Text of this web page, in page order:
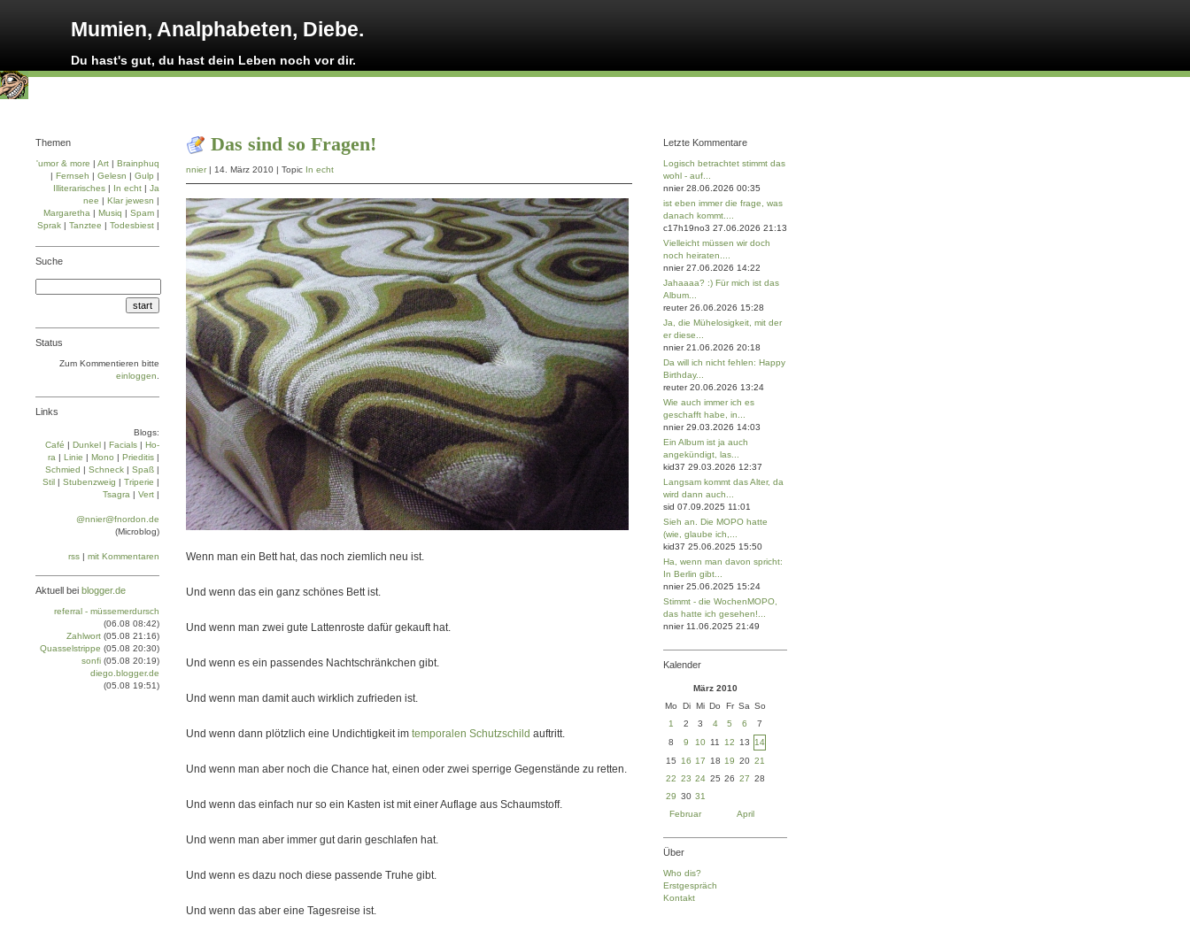
Mumien, Analphabeten, Diebe.
Du hast's gut, du hast dein Leben noch vor dir.
Das sind so Fragen!
nnier| 14. März 2010 | Topic In echt
Wenn man ein Bett hat, das noch ziemlich neu ist.
Und wenn das ein ganz schönes Bett ist.
Und wenn man zwei gute Lattenroste dafür gekauft hat.
Und wenn es ein passendes Nachtschränkchen gibt.
Und wenn man damit auch wirklich zufrieden ist.
Und wenn dann plötzlich eine Undichtigkeit im temporalen Schutzschild auftritt.
Und wenn man aber noch die Chance hat, einen oder zwei sperrige Gegenstände zu retten.
Und wenn das einfach nur so ein Kasten ist mit einer Auflage aus Schaumstoff.
Und wenn man aber immer gut darin geschlafen hat.
Und wenn es dazu noch diese passende Truhe gibt.
Und wenn das aber eine Tagesreise ist.
Themen
'umor & more | Art | Brainphuq
| Fernseh | Gelesn | Gulp |
Illiterarisches | In echt | Ja
nee | Klar jewesn |
Margaretha | Musiq | Spam |
Sprak | Tanztee | Todesbiest |
Suche
Status
Zum Kommentieren bitte
einloggen
Links
Blogs:
Café | Dun­kel | Facials | Ho­
ra | Linie | Mo­no | Prie­di­tis |
Schmied | Schneck | Spaß |
Stil | Stu­ben­zweig | Tri­pe­rie |
Tsa­gra | Vert |
@nnier@fnordon.de
(Microblog)
rss | mit Kommentaren
Aktuell bei blogger.de
referral - müssemerdursch
(06.08 08:42)
Zahlwort (05.08 21:16)
Quasselstrippe (05.08 20:30)
sonfi (05.08 20:19)
diego.blogger.de
(05.08 19:51)
Letzte Kommentare
Logisch betrachtet stimmt das
wohl - auf...
nnier 28.06.2026 00:35
ist eben immer die frage, was
danach kommt....
c17h19no3 27.06.2026 21:13
Vielleicht müssen wir doch
noch heiraten....
nnier 27.06.2026 14:22
Jahaaaa? :) Für mich ist das
Album...
reuter 26.06.2026 15:28
Ja, die Mühelosigkeit, mit der
er diese...
nnier 21.06.2026 20:18
Da will ich nicht fehlen: Happy
Birthday...
reuter 20.06.2026 13:24
Wie auch immer ich es
geschafft habe, in...
nnier 29.03.2026 14:03
Ein Album ist ja auch
angekündigt, las...
kid37 29.03.2026 12:37
Langsam kommt das Alter, da
wird dann auch...
sid 07.09.2025 11:01
Sieh an. Die MOPO hatte
(wie, glaube ich,...
kid37 25.06.2025 15:50
Ha, wenn man davon spricht:
In Berlin gibt...
nnier 25.06.2025 15:24
Stimmt - die WochenMOPO,
das hatte ich gesehen!...
nnier 11.06.2025 21:49
Kalender
März 2010
Mo
Di Mi Do Fr Sa So
1
2 3 4 5 6
7
8
9 10 11 12 13
14
15
16 17 18 19 20 21
22 23 24 25 26 27 28
29 30 31
Februar
April
Über
Who dis?
Erstgespräch
Kontakt